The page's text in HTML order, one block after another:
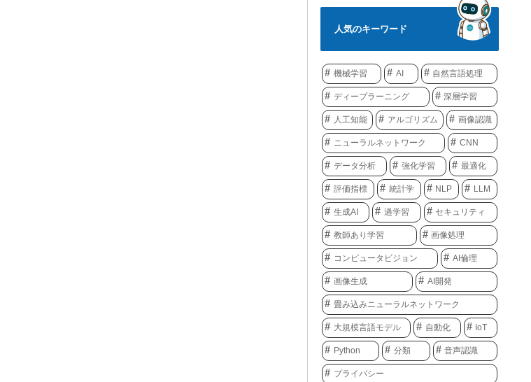
人気のキーワード
機械学習 AI 自然言語処理
ディープラーニング 深層学習
人工知能 アルゴリズム 画像認識
ニューラルネットワーク CNN
データ分析 強化学習 最適化
評価指標 統計学 NLP LLM
生成AI 過学習 セキュリティ
教師あり学習 画像処理
コンピュータビジョン AI倫理
画像生成 AI開発
畳み込みニューラルネットワーク
大規模言語モデル 自動化 IoT
Python 分類 音声認識
プライバシー